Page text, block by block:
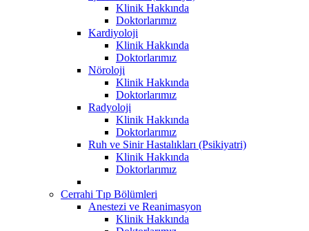
Klinik Hakkında
Doktorlarımız
Kardiyoloji
Klinik Hakkında
Doktorlarımız
Nöroloji
Klinik Hakkında
Doktorlarımız
Radyoloji
Klinik Hakkında
Doktorlarımız
Ruh ve Sinir Hastalıkları (Psikiyatri)
Klinik Hakkında
Doktorlarımız
Cerrahi Tıp Bölümleri
Anestezi ve Reanimasyon
Klinik Hakkında